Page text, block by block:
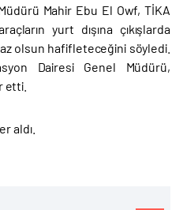
Mahir Ebu El Owf, TİKA
yurt dışına çıkışlarda
olsun hafifleteceğini söyledi.
Dairesi Genel Müdürü,
etti.
aldı.